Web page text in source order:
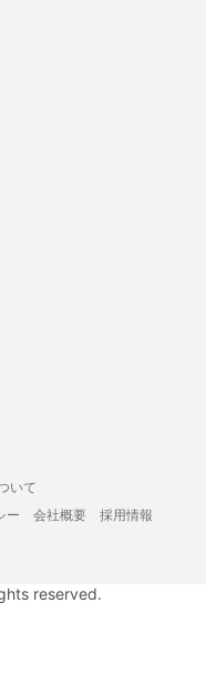
いて
ー 会社概要
採用情報
reserved.